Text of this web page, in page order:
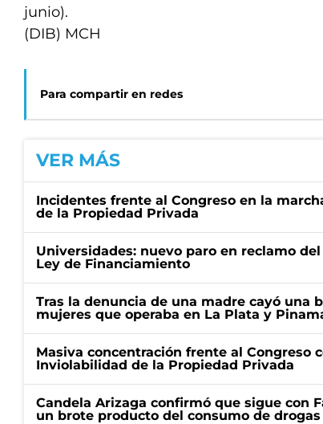
junio).
(DIB) MCH
Para compartir en redes
VER MÁS
Incidentes frente al Congreso en la
de la Propiedad Privada
Universidades: nuevo paro en reclamo
Ley de Financiamiento
Tras la denuncia de una madre cayó una
mujeres que operaba en La Plata y
Masiva concentración frente al Congreso
Inviolabilidad de la Propiedad Privada
Candela Arizaga confirmó que sigue con
un brote producto del consumo de drogas